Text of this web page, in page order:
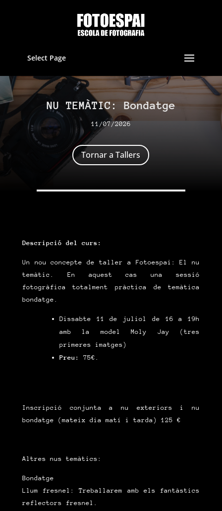
Select Page
NU TEMÀTIC: Bondatge
11/07/2026
Tornar a Tallers
Descripció del curs:
Un nou concepte de taller a Fotoespai: El nu
temàtic. En aquest cas una sessió
fotogràfica totalment pràctica de temàtica
bondatge.
Dissabte 11 de juliol de 16 a 19h
amb la model Moly Jay (tres
primeres imatges)
Preu:
75€.
Inscripció conjunta a nu exteriors i nu
bondatge (mateix dia matí i tarda) 125 €
Altres nus temàtics:
Bondatge
Llum fresnel: Treballarem amb els fantàstics
reflectors fresnel.